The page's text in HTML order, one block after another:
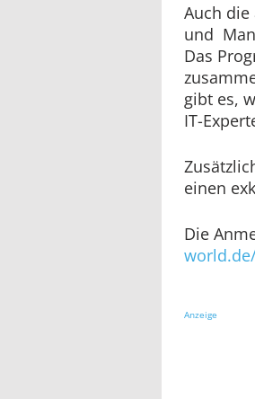
Auch die
und
Das
gibt es,
IT-
einen
Die
Anzeige